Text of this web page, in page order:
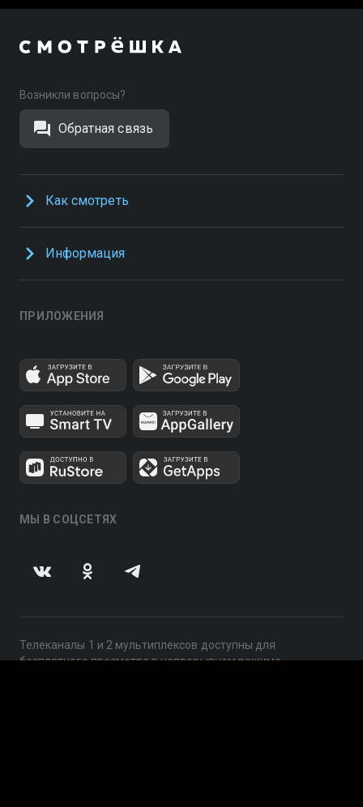
Возникли вопросы?
Обратная связь
Как смотреть
Информация
ПРИЛОЖЕНИЯ
МЫ В СОЦСЕТЯХ
Телеканалы 1 и 2 мультиплексов доступны для
бесплатного просмотра в непрерывном режиме,